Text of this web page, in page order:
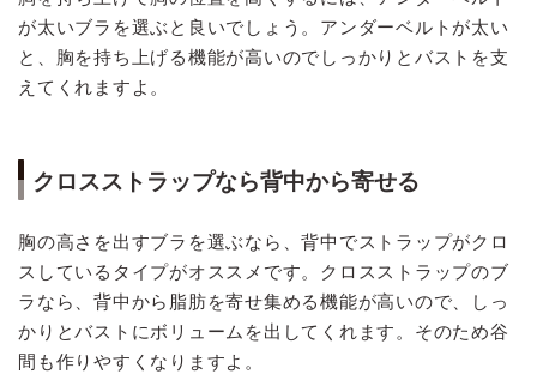
が太いブラを選ぶと良いでしょう。アンダーベルトが太い
と、胸を持ち上げる機能が高いのでしっかりとバストを支
えてくれますよ。
クロスストラップなら背中から寄せる
胸の高さを出すブラを選ぶなら、背中でストラップがクロ
スしているタイプがオススメです。クロスストラップのブ
ラなら、背中から脂肪を寄せ集める機能が高いので、しっ
かりとバストにボリュームを出してくれます。そのため谷
間も作りやすくなりますよ。